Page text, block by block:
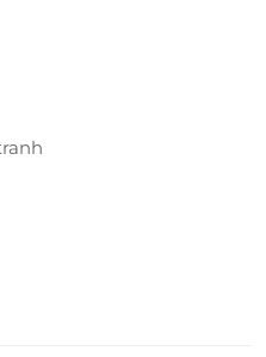
nhâm nhi ly cocktail mát
xuống mặt vịnh, hay
hôn